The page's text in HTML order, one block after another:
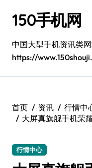
150手机网
中国大型手机资讯类网
https://
首页 资讯 行情中
大屏真旗舰手机荣
行情中心